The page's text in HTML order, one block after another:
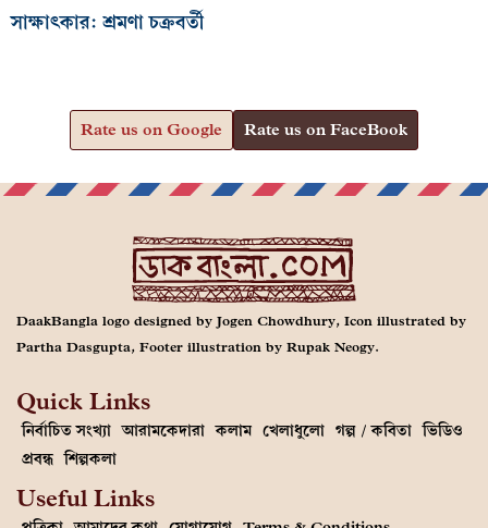
সাক্ষাৎকার: শ্রমণা চক্রবর্তী
Rate us on Google Rate us on FaceBook
DaakBangla logo designed by Jogen Chowdhury, Icon illustrated by
Partha Dasgupta, Footer illustration by Rupak Neogy.
Quick Links
নির্বাচিত সংখ্যা আরামকেদারা কলাম খেলাধুলো গল্প / কবিতা ভিডিও
প্রবন্ধ শিল্পকলা
Useful Links